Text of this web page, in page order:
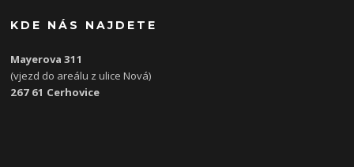
KDE NÁS NAJDETE
Mayerova 311
(vjezd do areálu z ulice Nová)
267 61 Cerhovice